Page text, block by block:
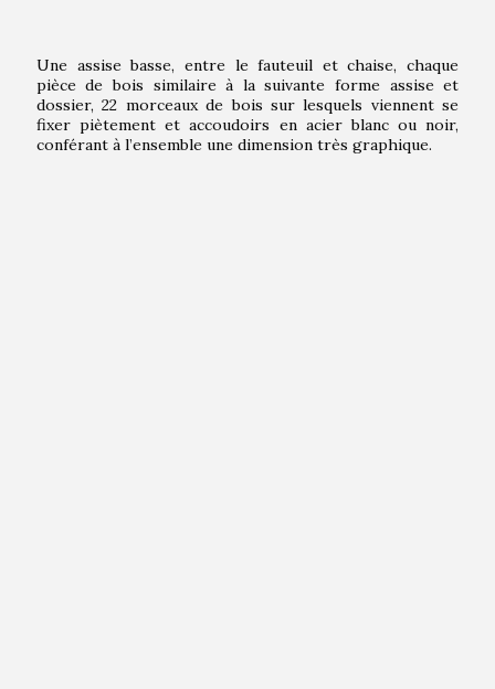
Une assise basse, entre le fauteuil et chaise, chaque
pièce de bois similaire à la suivante forme assise et
dossier, 22 morceaux de bois sur lesquels viennent se
fixer piètement et accoudoirs en acier blanc ou noir,
conférant à l’ensemble une dimension très graphique.